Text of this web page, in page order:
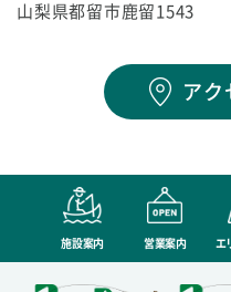
山梨県都留市鹿留1543
アク
施設案内 営業案内 エ